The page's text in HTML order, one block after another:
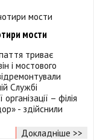
мости
триває
і мостового
Службі
– філія
- здійснили
Докладніше >>